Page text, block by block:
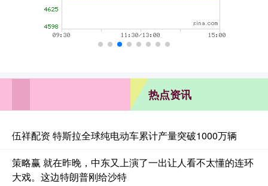
热点资讯
伍祥配资 特斯拉全球纯电动车累计产量突破1000万辆
策略赢 就在昨晚，中东又上演了一出让人看不太懂的连环
大戏。这边特朗普刚给沙特